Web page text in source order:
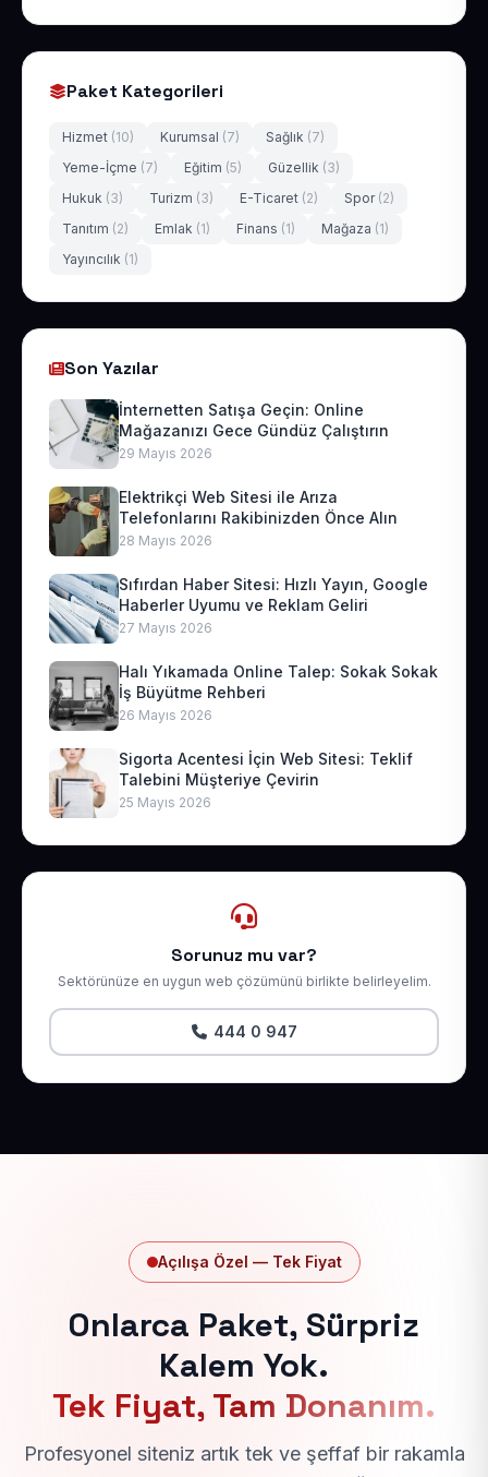
Paket Kategorileri
Hizmet (10) Kurumsal (7) Sağlık (7)
Yeme-İçme (7) Eğitim (5) Güzellik (3)
Hukuk (3) Turizm (3) E-Ticaret (2) Spor (2)
Tanıtım (2) Emlak (1) Finans (1) Mağaza (1)
Yayıncılık (1)
Son Yazılar
İnternetten Satışa Geçin: Online
Mağazanızı Gece Gündüz Çalıştırın
29 Mayıs 2026
Elektrikçi Web Sitesi ile Arıza
Telefonlarını Rakibinizden Önce Alın
28 Mayıs 2026
Sıfırdan Haber Sitesi: Hızlı Yayın, Google
Haberler Uyumu ve Reklam Geliri
27 Mayıs 2026
Halı Yıkamada Online Talep: Sokak Sokak
İş Büyütme Rehberi
26 Mayıs 2026
Sigorta Acentesi İçin Web Sitesi: Teklif
Talebini Müşteriye Çevirin
25 Mayıs 2026
Sorunuz mu var?
Sektörünüze en uygun web çözümünü birlikte belirleyelim.
444 0 947
Açılışa Özel — Tek Fiyat
Onlarca Paket, Sürpriz
Kalem Yok.
Tek Fiyat, Tam Donanım.
Profesyonel siteniz artık tek ve şeffaf bir rakamla